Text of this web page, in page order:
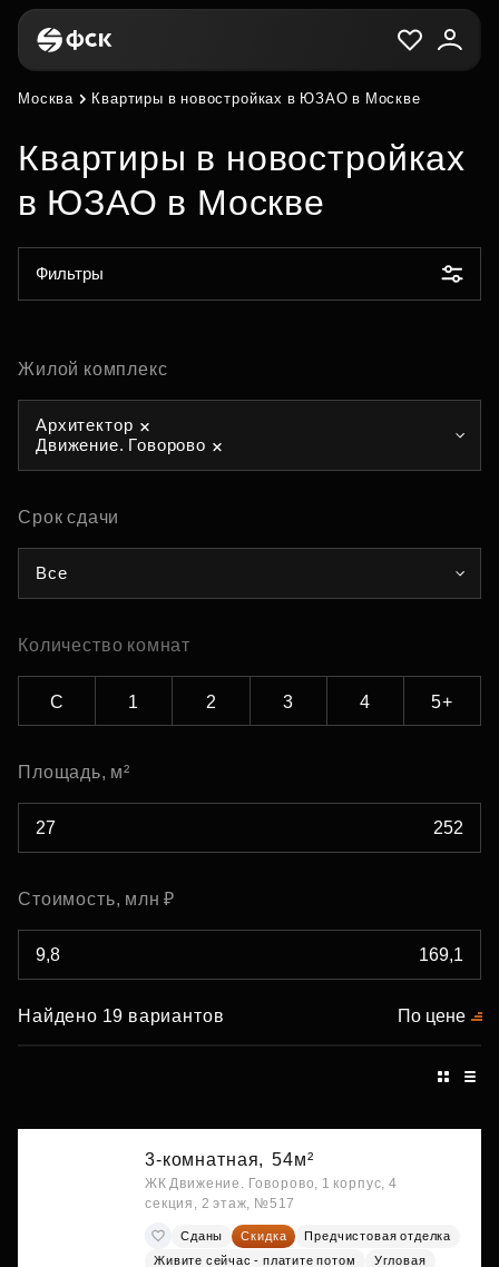
Москва Квартиры в новостройках в ЮЗАО в Москве
Квартиры в новостройках
в ЮЗАО в Москве
Фильтры
Жилой комплекс
Архитектор
Движение. Говорово
Срок сдачи
Все
Количество комнат
С 1 2 3 4 5+
Площадь, м²
Стоимость, млн ₽
Найдено 19 вариантов По цене
3-комнатная, 54м²
ЖК Движение. Говорово, 1 корпус, 4
секция, 2 этаж, №517
Сданы Скидка
Предчистовая отделка
Живите сейчас - платите потом
Угловая